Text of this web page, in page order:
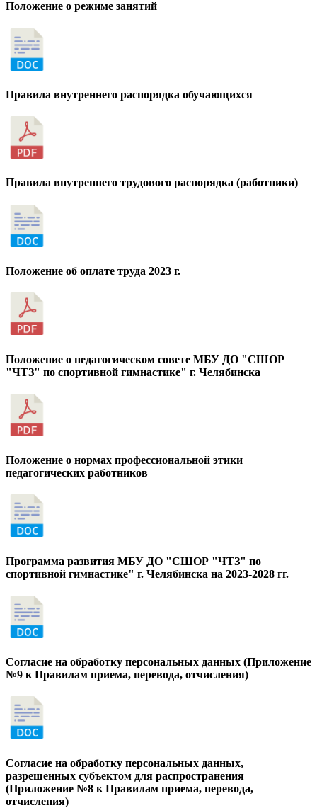
Положение о режиме занятий
Правила внутреннего распорядка обучающихся
Правила внутреннего трудового распорядка (работники)
Положение об оплате труда 2023 г.
Положение о педагогическом совете МБУ ДО "СШОР
"ЧТЗ" по спортивной гимнастике" г. Челябинска
Положение о нормах профессиональной этики
педагогических работников
Программа развития МБУ ДО "СШОР "ЧТЗ" по
спортивной гимнастике" г. Челябинска на 2023-2028 гг.
Согласие на обработку персональных данных (Приложение
№9 к Правилам приема, перевода, отчисления)
Согласие на обработку персональных данных,
разрешенных субъектом для распространения
(Приложение №8 к Правилам приема, перевода,
отчисления)